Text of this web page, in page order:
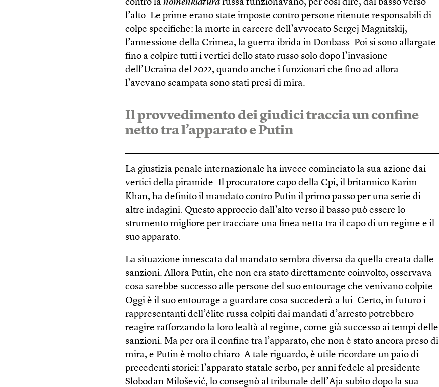
contro lanomenklatura russa funzionavano, per così dire, dal basso verso
l’alto. Le prime erano state imposte contro persone ritenute responsabili di
colpe specifiche: la morte in carcere dell’avvocato Sergej Magnitskij,
l’annessione della Crimea, la guerra ibrida in Donbass. Poi si sono allargate
fino a colpire tutti i vertici dello stato russo solo dopo l’invasione
dell’Ucraina del 2022, quando anche i funzionari che fino ad allora
l’avevano scampata sono stati presi di mira.
Il provvedimento dei giudici traccia un confine
netto tra l’apparato e Putin
La giustizia penale internazionale ha invece cominciato la sua azione dai
vertici della piramide. Il procuratore capo della Cpi, il britannico Karim
Khan, ha definito il mandato contro Putin il primo passo per una serie di
altre indagini. Questo approccio dall’alto verso il basso può essere lo
strumento migliore per tracciare una linea netta tra il capo di un regime e il
suo apparato.
La situazione innescata dal mandato sembra diversa da quella creata dalle
sanzioni. Allora Putin, che non era stato direttamente coinvolto, osservava
cosa sarebbe successo alle persone del suo entou­rage che venivano colpite.
Oggi è il suo entourage a guardare cosa succederà a lui. Certo, in futuro i
rappresentanti dell’élite russa colpiti dai mandati d’arresto potrebbero
reagire rafforzando la loro lealtà al regime, come già successo ai tempi delle
sanzioni. Ma per ora il confine tra l’apparato, che non è stato ancora preso di
mira, e Putin è molto chiaro. A tale riguardo, è utile ricordare un paio di
precedenti storici: l’apparato statale serbo, per anni fedele al presidente
Slobodan Milošević, lo consegnò al tribunale dell’Aja subito dopo la sua